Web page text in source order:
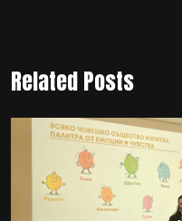
Related Posts